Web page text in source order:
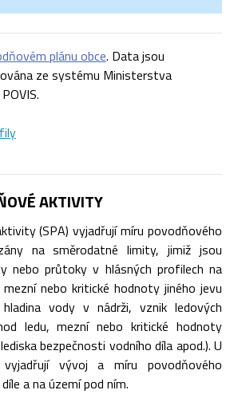
plánu obce. Data jsou
ze systému Ministerstva
AKTIVITY
(SPA) vyjadřují míru povodňového
na směrodatné limity, jimiž jsou
nebo průtoky v hlásných profilech na
nebo kritické hodnoty jiného jevu
vody v nádrži, vznik ledových
ledu, mezní nebo kritické hodnoty
bezpečnosti vodního díla apod.). U
vývoj a míru povodňového
a na území pod ním.